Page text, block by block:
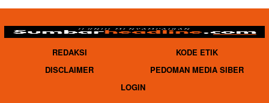
REDAKSI
KODE ETIK
DISCLAIMER
PEDOMAN MEDIA SIBER
LOGIN